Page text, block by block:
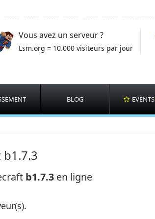
Vous avez un serveur ?
Lsm.org = 10.000 visiteurs par jour
BLOG EVENTS
b1.7.3en ligne